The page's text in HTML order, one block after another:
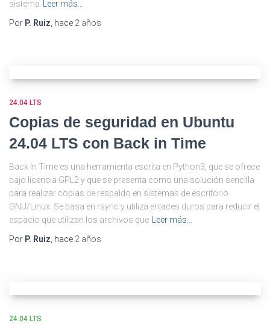
sistema Leer más…
Por P. Ruiz, hace 2 años
24.04 LTS
Copias de seguridad en Ubuntu
24.04 LTS con Back in Time
Back In Time es una herramienta escrita en Python3, que se ofrece
bajo licencia GPL2 y que se presenta como una solución sencilla
para realizar copias de respaldo en sistemas de escritorio
GNU/Linux. Se basa en rsync y utiliza enlaces duros para reducir el
espacio que utilizan los archivos que Leer más…
Por P. Ruiz, hace 2 años
24.04 LTS